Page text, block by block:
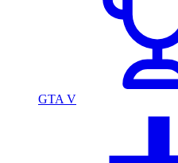
GTA V